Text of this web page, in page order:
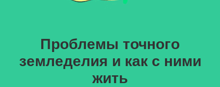
Проблемы точного
земледелия и как с ними
жить